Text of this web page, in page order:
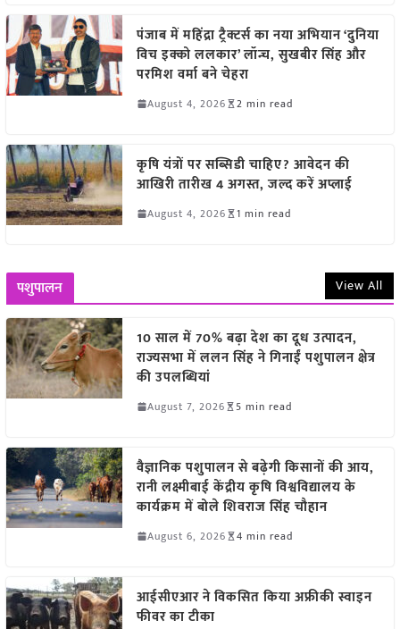
पंजाब में महिंद्रा ट्रैक्टर्स का नया अभियान ‘दुनिया
विच इक्को ललकार’ लॉन्च, सुखबीर सिंह और
परमिश वर्मा बने चेहरा
August 4, 2026 2 min read
कृषि यंत्रों पर सब्सिडी चाहिए? आवेदन की
आखिरी तारीख 4 अगस्त, जल्द करें अप्लाई
August 4, 2026 1 min read
पशुपालन View All
10 साल में 70% बढ़ा देश का दूध उत्पादन,
राज्यसभा में ललन सिंह ने गिनाईं पशुपालन क्षेत्र
की उपलब्धियां
August 7, 2026 5 min read
वैज्ञानिक पशुपालन से बढ़ेगी किसानों की आय,
रानी लक्ष्मीबाई केंद्रीय कृषि विश्वविद्यालय के
कार्यक्रम में बोले शिवराज सिंह चौहान
August 6, 2026 4 min read
आईसीएआर ने विकसित किया अफ्रीकी स्वाइन
फीवर का टीका